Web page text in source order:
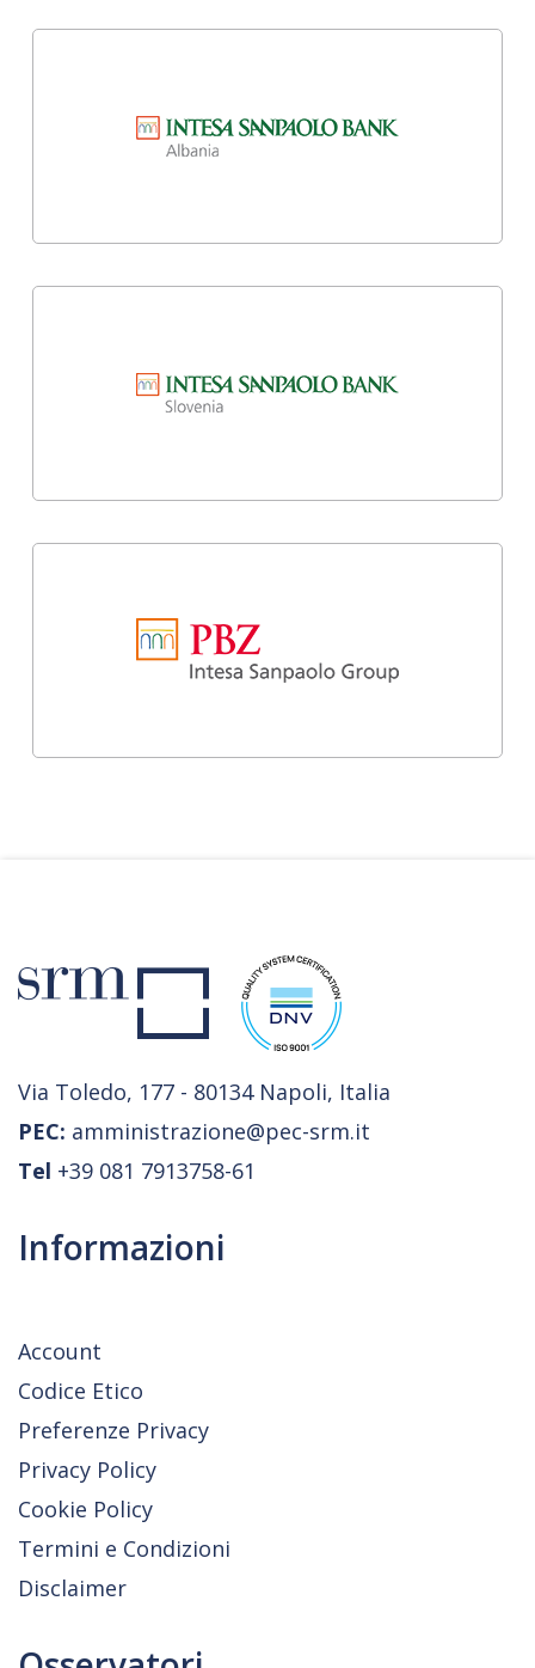
Via Toledo, 177 - 80134 Napoli, Italia
PEC: amministrazione@pec-srm.it
Tel +39 081 7913758-61
Informazioni
Account
Codice Etico
Preferenze Privacy
Privacy Policy
Cookie Policy
Termini e Condizioni
Disclaimer